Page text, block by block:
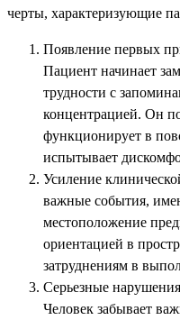
черты, характеризующие
Появление первых
Пациент начинает
трудности с
концентрацией. Он
функционирует в
испытывает
Усиление
важные события,
местоположение
ориентацией в
затруднениям в
Серьезные
Человек забывает